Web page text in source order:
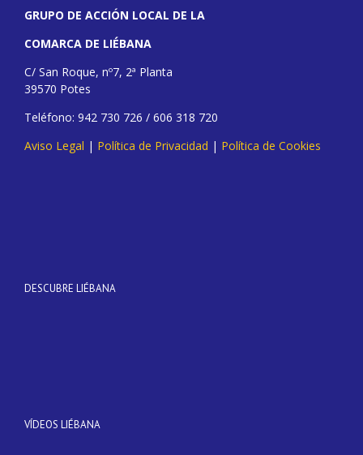
GRUPO DE ACCIÓN LOCAL DE LA
COMARCA DE LIÉBANA
C/ San Roque, nº7, 2ª Planta
39570 Potes
Teléfono: 942 730 726 / 606 318 720
Aviso Legal | Política de Privacidad | Política de Cookies
DESCUBRE LIÉBANA
VÍDEOS LIÉBANA